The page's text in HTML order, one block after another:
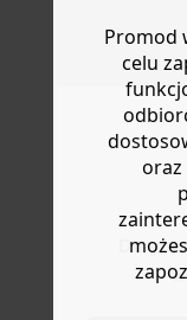
Do
lub wymianę.
z przodu. Krótki,
Ta krótka kurtka
z ekologicznej
nawozów
bioróżnorodności.
Promod
celu
oraz